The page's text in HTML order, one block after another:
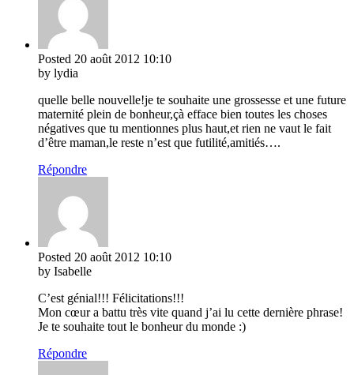
Posted 20 août 2012 10:10
by lydia
quelle belle nouvelle!je te souhaite une grossesse et une future
maternité plein de bonheur,çà efface bien toutes les choses
négatives que tu mentionnes plus haut,et rien ne vaut le fait
d’être maman,le reste n’est que futilité,amitiés….
Répondre
Posted 20 août 2012 10:10
by Isabelle
C’est génial!!! Félicitations!!!
Mon cœur a battu très vite quand j’ai lu cette dernière phrase!
Je te souhaite tout le bonheur du monde :)
Répondre